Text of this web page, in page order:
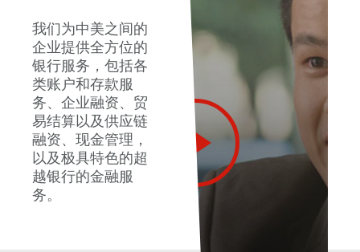
我们为中美之间的
企业提供全方位的
银行服务，包括各
类账户和存款服
务、企业融资、贸
易结算以及供应链
融资、现金管理，
以及极具特色的超
越银行的金融服
务。